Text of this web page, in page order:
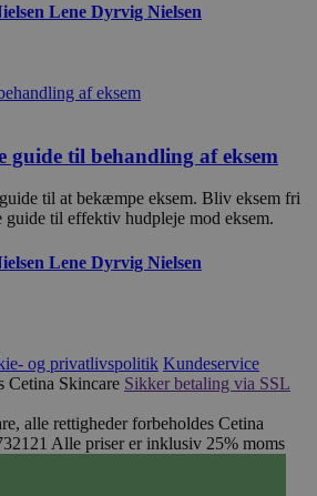
Lene Dyrvig Nielsen
guide til behandling af eksem
til at bekæmpe eksem. Bliv eksem fri
guide til effektiv hudpleje mod eksem.
Lene Dyrvig Nielsen
og privatlivspolitik Kundeservice
Sikker betaling via SSL
alle rettigheder forbeholdes Cetina
Alle priser er inklusiv 25% moms